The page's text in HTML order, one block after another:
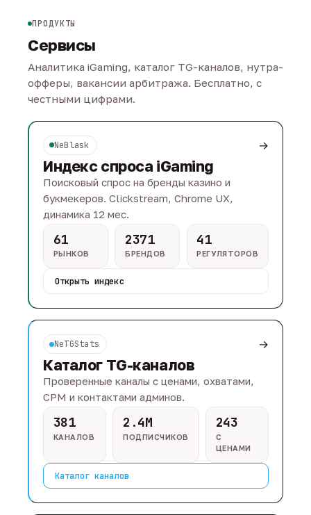
ПРОДУКТЫ
Сервисы
Аналитика iGaming, каталог TG-каналов, нутра-
офферы, вакансии арбитража. Бесплатно, с
честными цифрами.
NeBlask →
Индекс спроса iGaming
Поисковый спрос на бренды казино и
букмекеров. Clickstream, Chrome UX,
динамика 12 мес.
61
РЫНКОВ
2371
БРЕНДОВ
41
РЕГУЛЯТОРОВ
Открыть индекс
NeTGStats →
Каталог TG-каналов
Проверенные каналы с ценами, охватами,
CPM и контактами админов.
381
КАНАЛОВ
2.4M
ПОДПИСЧИКОВ
243
С
ЦЕНАМИ
Каталог каналов